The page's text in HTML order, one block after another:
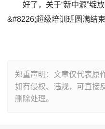
好了，关于“新中源”绽
&#8226;超级培训班圆满结
郑重声明：文章仅代表原
如有侵权、违规，可直接
删除处理。